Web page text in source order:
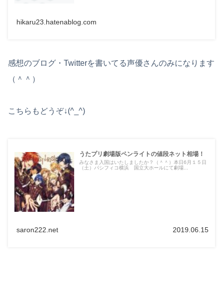
hikaru23.hatenablog.com
感想のブログ・Twitterを書いてる声優さんのみになります
（＾＾）
こちらもどうぞ↓(^_^)
うたプリ劇場版ペンライトの値段ネット相場！
みなさま入国はいたしましたか？（＾＾）本日6月１５日
（土）パシフィコ横浜 国立大ホールにて劇場...
saron222.net 2019.06.15